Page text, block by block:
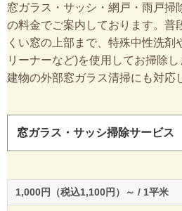
窓ガラス・サッシ・網戸・雨戸掃
の料金でご案内しております。普
くい窓の上部まで、特殊中性洗剤
リーナーなど)を使用してお掃除
建物の外部窓ガラス清掃にも対応
窓ガラス・サッシ掃除サービス
1,000円（税込1,100円）～ / 1平米